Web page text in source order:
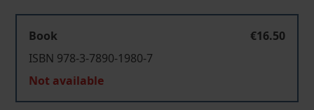
Book
€16.50
ISBN 978-3-7890-1980-7
Not available